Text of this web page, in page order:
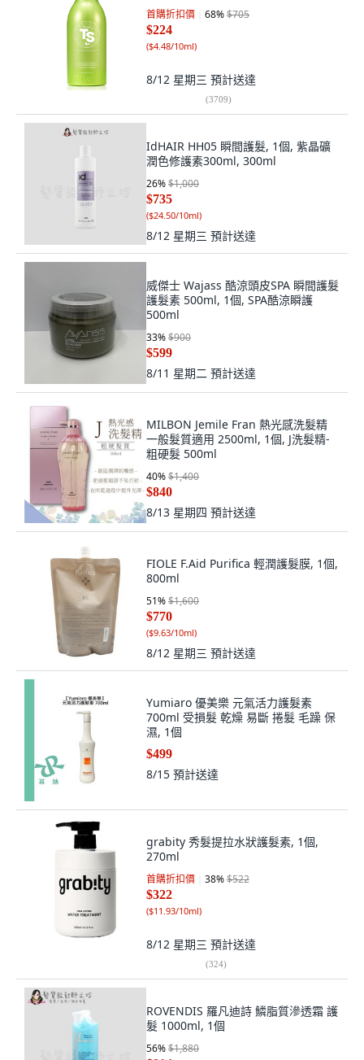
首購折扣價 68%$705
$224
($4.48/10ml)
8/12 星期三 預計送達
(3709)
IdHAIR HH05 瞬間護髮, 1個, 紫晶礦
潤色修護素300ml, 300ml
26%$1,000
$735
($24.50/10ml)
8/12 星期三 預計送達
威傑士 Wajass 酷涼頭皮SPA 瞬間護髮
護髮素 500ml, 1個, SPA酷涼瞬護
500ml
33%$900
$599
8/11 星期二 預計送達
MILBON Jemile Fran 熱光感洗髮精
一般髮質適用 2500ml, 1個, J洗髮精-
粗硬髮 500ml
40%$1,400
$840
8/13 星期四 預計送達
FIOLE F.Aid Purifica 輕潤護髮膜, 1個,
800ml
51%$1,600
$770
($9.63/10ml)
8/12 星期三 預計送達
Yumiaro 優美樂 元氣活力護髮素
700ml 受損髮 乾燥 易斷 捲髮 毛躁 保
濕, 1個
$499
8/15 預計送達
grabity 秀髮提拉水狀護髮素, 1個,
270ml
首購折扣價 38%$522
$322
($11.93/10ml)
8/12 星期三 預計送達
(324)
ROVENDIS 羅凡迪詩 鱗脂質滲透霜 護
髮 1000ml, 1個
56%$1,880